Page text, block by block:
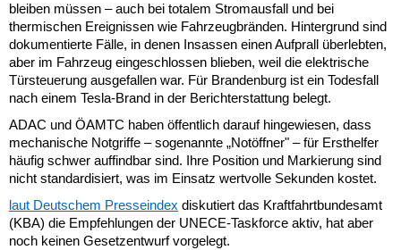
bleiben müssen – auch bei totalem Stromausfall und bei
thermischen Ereignissen wie Fahrzeugbränden. Hintergrund sind
dokumentierte Fälle, in denen Insassen einen Aufprall überlebten,
aber im Fahrzeug eingeschlossen blieben, weil die elektrische
Türsteuerung ausgefallen war. Für Brandenburg ist ein Todesfall
nach einem Tesla-Brand in der Berichterstattung belegt.
ADAC und ÖAMTC haben öffentlich darauf hingewiesen, dass
mechanische Notgriffe – sogenannte „Notöffner" – für Ersthelfer
häufig schwer auffindbar sind. Ihre Position und Markierung sind
nicht standardisiert, was im Einsatz wertvolle Sekunden kostet.
laut Deutschem Presseindex diskutiert das Kraftfahrtbundesamt
(KBA) die Empfehlungen der UNECE-Taskforce aktiv, hat aber
noch keinen Gesetzentwurf vorgelegt.